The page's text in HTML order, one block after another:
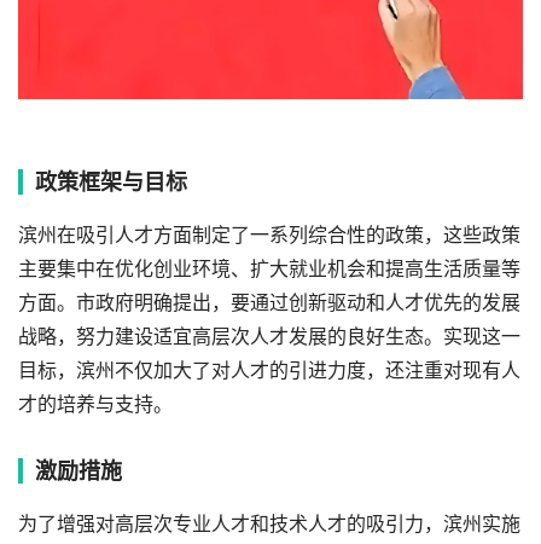
政策框架与目标
滨州在吸引人才方面制定了一系列综合性的政策，这些政策
主要集中在优化创业环境、扩大就业机会和提高生活质量等
方面。市政府明确提出，要通过创新驱动和人才优先的发展
战略，努力建设适宜高层次人才发展的良好生态。实现这一
目标，滨州不仅加大了对人才的引进力度，还注重对现有人
才的培养与支持。
激励措施
为了增强对高层次专业人才和技术人才的吸引力，滨州实施